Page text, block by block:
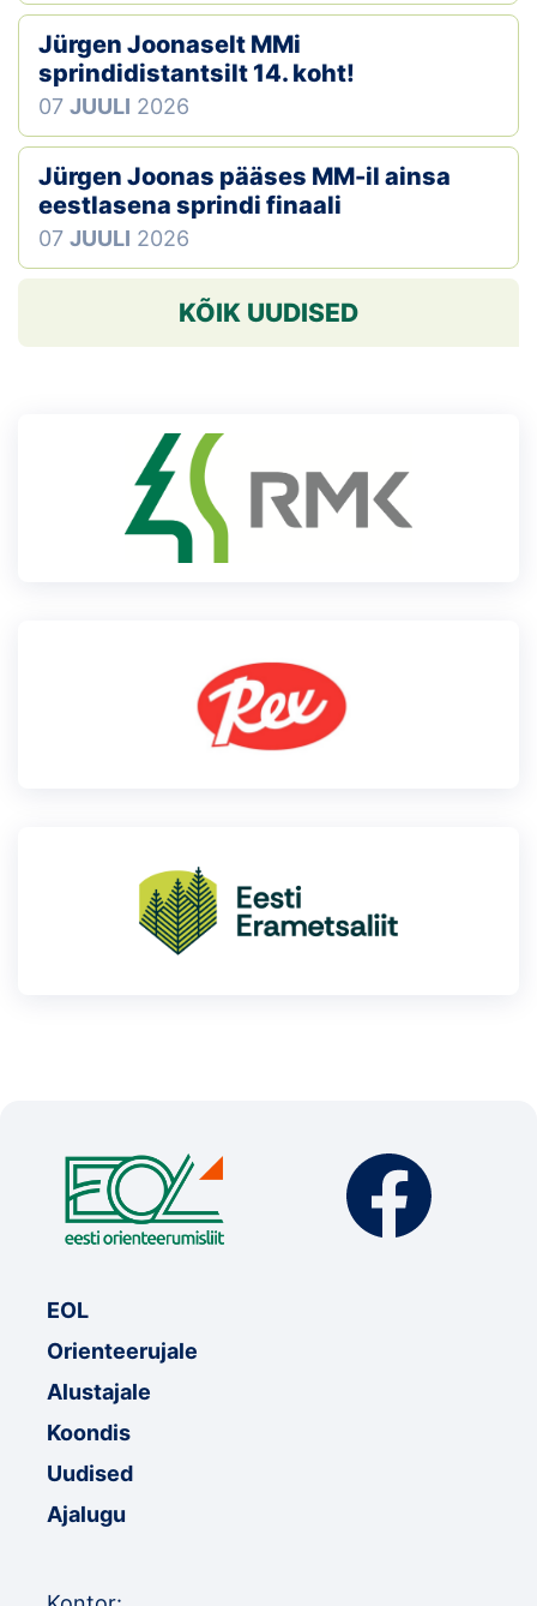
Jürgen Joonaselt MMi
sprindidistantsilt 14. koht!
07 JUULI 2026
Jürgen Joonas pääses MM-il ainsa
eestlasena sprindi finaali
07 JUULI 2026
KÕIK UUDISED
EOL
Orienteerujale
Alustajale
Koondis
Uudised
Ajalugu